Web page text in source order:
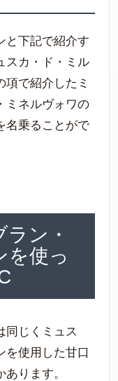
と下記で紹介す
スカ・ド・ミル
項で紹介したミ
ミネルヴォワの
名乗ることがで
ン・
を使っ
同じくミュス
を使用した甘口
ります。